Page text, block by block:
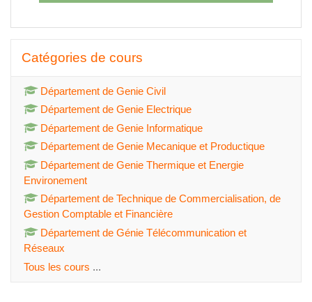
Catégories de cours
Département de Genie Civil
Département de Genie Electrique
Département de Genie Informatique
Département de Genie Mecanique et Productique
Département de Genie Thermique et Energie
Environement
Département de Technique de Commercialisation, de
Gestion Comptable et Financière
Département de Génie Télécommunication et
Réseaux
Tous les cours ...